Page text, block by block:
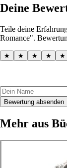
Deine
Teile deine
Romance".
★ ★ ★ ★ ★
Bewertung absenden
Mehr aus